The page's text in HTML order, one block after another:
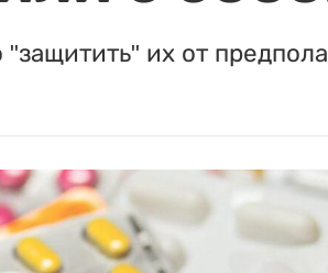
их от